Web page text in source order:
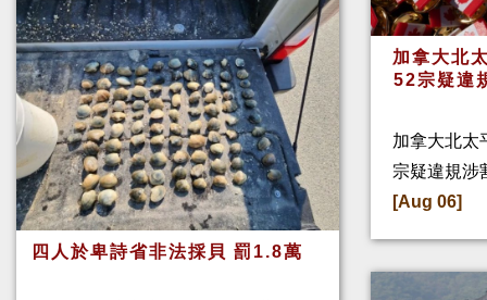
四人於卑詩省非法採貝 罰1.8萬
加拿大北
52宗疑違
加拿大北太
宗疑違規涉
[Aug 06]